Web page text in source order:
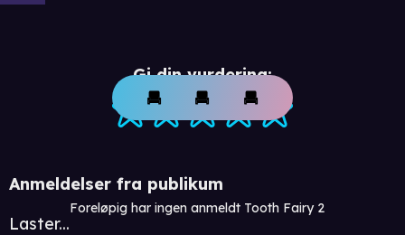
Gi din vurdering:
Anmeldelser fra publikum
Laster...
Foreløpig har ingen anmeldt Tooth Fairy 2